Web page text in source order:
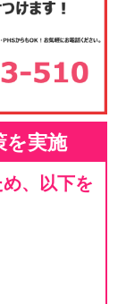
を実施
、以下を